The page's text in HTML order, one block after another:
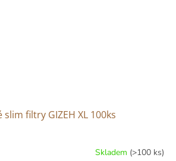
slim filtry GIZEH XL 100ks
Skladem (>100 ks)